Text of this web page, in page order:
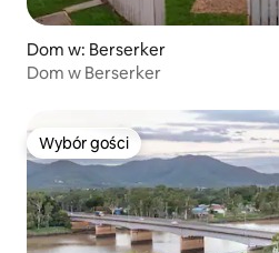
Dom w: Berserker
Dom w Berserker
Wybór gości
Wybór gości